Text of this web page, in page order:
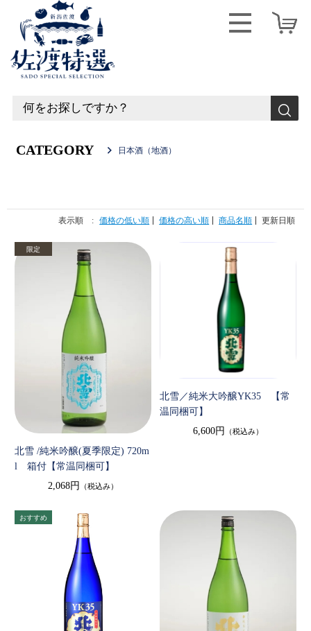
CATEGORY 日本酒（地酒）
表示順 : 価格の低い順 価格の高い順 商品名順 更新日順
北雪 /純米吟醸(夏季限定) 720m
l 箱付【常温同梱可】
2,068円
（税込み）
北雪／純米大吟醸YK35 【常
温同梱可】
6,600円
（税込み）